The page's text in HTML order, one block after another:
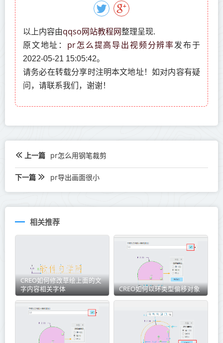
以上内容由qqso网站教程网整理呈现.
原文地址： pr怎么提高导出视频分辨率发布于
2022-05-21 15:05:42。
请务必在转载分享时注明本文地址！如对内容有疑
问，请联系我们，谢谢！
上一篇 pr怎么用钢笔裁剪
下一篇 pr导出画面很小
相关推荐
CREO如何修改草绘上面的文
字内容相关字体
CREO如何以环类型偏移对象